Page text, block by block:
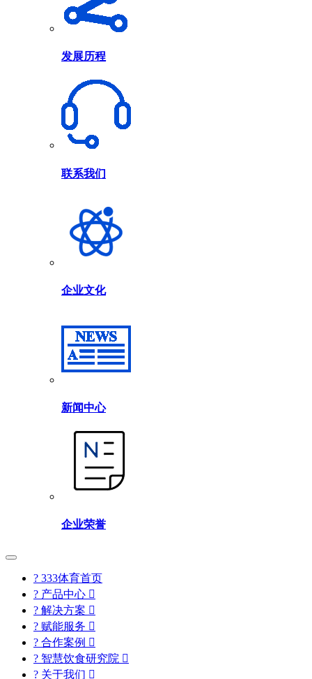
发展历程
联系我们
企业文化
新闻中心
企业荣誉
? 333体育首页
? 产品中心 
? 解决方案 
? 赋能服务 
? 合作案例 
? 智慧饮食研究院 
? 关于我们 